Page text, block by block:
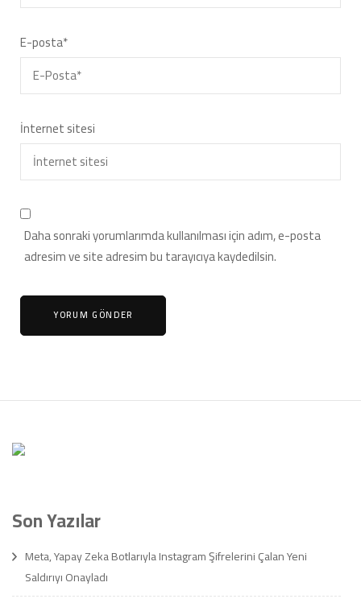
E-posta*
İnternet sitesi
Daha sonraki yorumlarımda kullanılması için adım, e-posta
adresim ve site adresim bu tarayıcıya kaydedilsin.
Son Yazılar
Meta, Yapay Zeka Botlarıyla Instagram Şifrelerini Çalan Yeni
Saldırıyı Onayladı